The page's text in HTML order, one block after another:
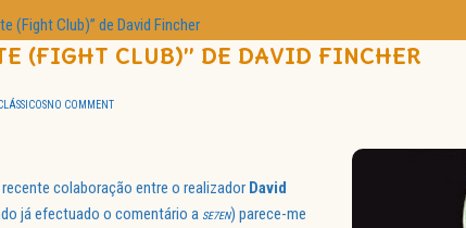
(Fight Club)” de David Fincher
(FIGHT CLUB)” DE DAVID FINCHER
NO COMMENT
colaboração entre o realizador David
já efectuado o comentário a SE7EN) parece-me